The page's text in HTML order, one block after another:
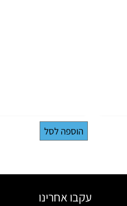
הוספה לסל
עקבו אחרינו